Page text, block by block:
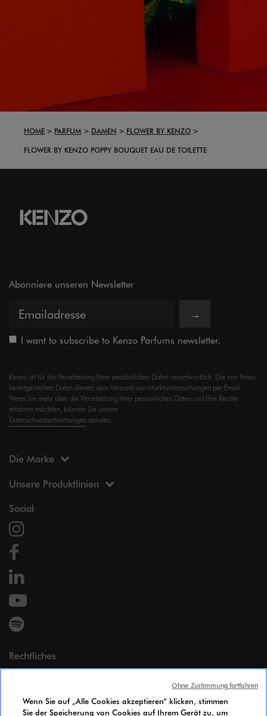
HOME PARFUM DAMEN
FLOWER BY KENZO
FLOWER BY KENZO POPPY BOUQUET EAU DE TOILETTE
Abonniere unseren Newsletter
→
I want to subscribe to Kenzo Parfums newsletter.
Kenzo ist für die Verarbeitung Ihrer persönlichen Daten verantwortlich. Die von Ihnen
bereitgestellten Daten dienen dem Versand von Marktuntersuchungen per Email.
Wenn Sie mehr über die Verarbeitung Ihrer persönlichen Daten und Ihre Rechte
erfahren möchten, können Sie unsere
Datenschutzbestimmungen abrufen.
Die Marke
Unsere Produktlinien
Social
Rechtliches
Impressum
Cookie Policy
Wenn Sie auf „Alle Cookies akzeptieren“ klicken, stimmen
Sie der Speicherung von Cookies auf Ihrem Gerät zu, um
Ohne Zustimmung fortfahren